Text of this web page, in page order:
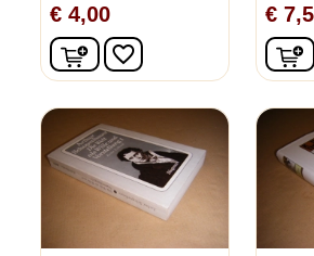
€ 4,00
In winkelwagen
favorite_border
€